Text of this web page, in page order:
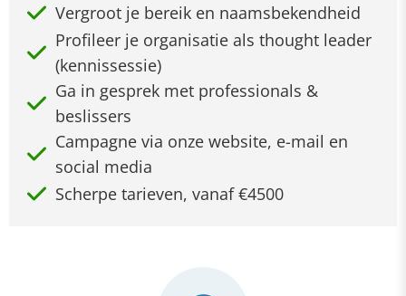
Vergroot je bereik en naamsbekendheid
Profileer je organisatie als thought leader
(kennissessie)
Ga in gesprek met professionals &
beslissers
Campagne via onze website, e-mail en
social media
Scherpe tarieven, vanaf €4500